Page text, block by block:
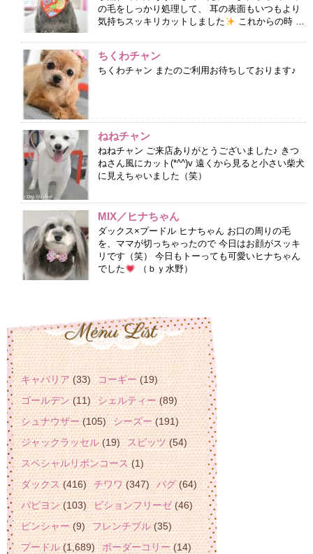
の毛をしっかり処理して、 耳の表面もいつもより
気持ちスッキリカットしました
これからの時 …
ちくわチャン
ちくわチャン またのご利用お待ちしております♪
ねねチャン
ねねチャン ご来店ありがとうございました♪ きつ
ねさん風にカット(*^^)v 遠くから見ると小さい柴犬
に見えちゃいました（笑）
MIX／ヒナちゃん
ダックス×プードル ヒナちゃん お口の周りの毛
を、ママが切っちゃったので 今日はお顔がスッキ
リです（笑） 今日もトーっても可愛いヒナちゃん
でした
（ｂｙ水野）
キャバリア(33) コーギー(19)
ゴールデン(11) シェルティー(89)
シュナウザー(105) シーズー(191)
ジャックラッセル(19) スピッツ(54)
スペシャルリボンコース(1)
ダックス(416) チワワ(347) パグ(64)
パピヨン(103) ビションフリーゼ(46)
ピンシャー(9) フレンチブル(35)
プードル(1,689) ボーダーコリー(14)